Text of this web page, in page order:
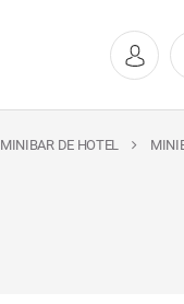
MINIBAR DE HOTEL